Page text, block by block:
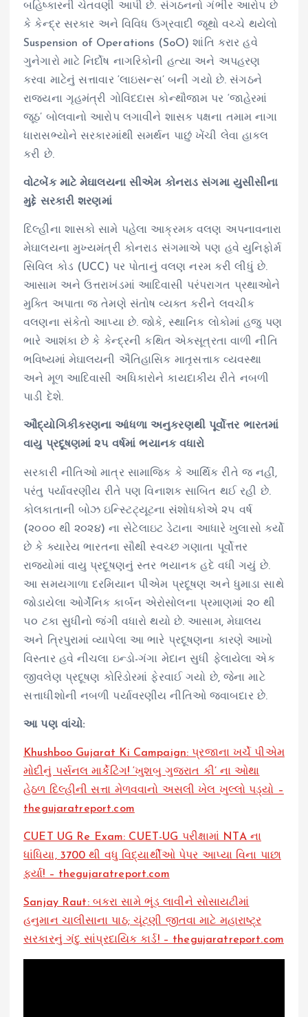
બહિષ્કારની ચેતવણી આપી છે. સંગઠનનો ગંભીર આરોપ છે
કે કેન્દ્ર સરકાર અને વિવિધ ઉગ્રવાદી જૂથો વચ્ચે થયેલો
Suspension of Operations (SoO) શાંતિ કરાર હવે
ગુનેગારો માટે નિર્દોષ નાગરિકોની હત્યા અને અપહરણ
કરવા માટેનું સત્તાવાર ‘લાઇસન્સ’ બની ગયો છે. સંગઠને
રાજ્યના ગૃહમંત્રી ગોવિંદદાસ કોન્થૌજામ પર ‘જાહેરમાં
જૂઠ’ બોલવાનો આરોપ લગાવીને શાસક પક્ષના તમામ નાગા
ધારાસભ્યોને સરકારમાંથી સમર્થન પાછું ખેંચી લેવા હાકલ
કરી છે.
વોટબેંક માટે મેઘાલયના સીએમ કોનરાડ સંગમા યુસીસીના
મુદ્દે સરકારી શરણમાં
દિલ્હીના શાસકો સામે પહેલા આક્રમક વલણ અપનાવનારા
મેઘાલયના મુખ્યમંત્રી કોનરાડ સંગમાએ પણ હવે યુનિફોર્મ
સિવિલ કોડ (UCC) પર પોતાનું વલણ નરમ કરી લીધું છે.
આસામ અને ઉત્તરાખંડમાં આદિવાસી પરંપરાગત પ્રથાઓને
મુક્તિ અપાતા જ તેમણે સંતોષ વ્યક્ત કરીને લવચીક
વલણના સંકેતો આપ્યા છે. જોકે, સ્થાનિક લોકોમાં હજુ પણ
ભારે આશંકા છે કે કેન્દ્રની કથિત એકસૂત્રતા વાળી નીતિ
ભવિષ્યમાં મેઘાલયની ઐતિહાસિક માતૃસત્તાક વ્યવસ્થા
અને મૂળ આદિવાસી અધિકારોને કાયદાકીય રીતે નબળી
પાડી દેશે.
ઔદ્યોગિકીકરણના આંધળા અનુકરણથી પૂર્વોત્તર ભારતમાં
વાયુ પ્રદૂષણમાં ૨૫ વર્ષમાં ભયાનક વધારો
સરકારી નીતિઓ માત્ર સામાજિક કે આર્થિક રીતે જ નહીં,
પરંતુ પર્યાવરણીય રીતે પણ વિનાશક સાબિત થઈ રહી છે.
કોલકાતાની બોઝ ઇન્સ્ટિટ્યૂટના સંશોધકોએ ૨૫ વર્ષ
(૨૦૦૦ થી ૨૦૨૪) ના સેટેલાઇટ ડેટાના આધારે ખુલાસો કર્યો
છે કે ક્યારેય ભારતના સૌથી સ્વચ્છ ગણાતા પૂર્વોત્તર
રાજ્યોમાં વાયુ પ્રદૂષણનું સ્તર ભયાનક હદે વધી ગયું છે.
આ સમયગાળા દરમિયાન પીએમ પ્રદૂષણ અને ધુમાડા સાથે
જોડાયેલા ઓર્ગેનિક કાર્બન એરોસોલના પ્રમાણમાં ૨૦ થી
૫૦ ટકા સુધીનો જંગી વધારો થયો છે. આસામ, મેઘાલય
અને ત્રિપુરામાં વ્યાપેલા આ ભારે પ્રદૂષણના કારણે આખો
વિસ્તાર હવે નીચલા ઇન્ડો-ગંગા મેદાન સુધી ફેલાયેલા એક
જીવલેણ પ્રદૂષણ કોરિડોરમાં ફેરવાઈ ગયો છે, જેના માટે
સત્તાધીશોની નબળી પર્યાવરણીય નીતિઓ જવાબદાર છે.
આ પણ વાંચો:
Khushboo Gujarat Ki Campaign: પ્રજાના ખર્ચે પીએમ
મોદીનું પર્સનલ માર્કેટિંગ! ‘ખુશબુ ગુજરાત કી’ ના ઓથા
હેઠળ દિલ્હીની સત્તા મેળવવાનો અસલી ખેલ ખુલ્લો પડ્યો –
thegujaratreport.com
CUET UG Re Exam: CUET-UG પરીક્ષામાં NTA ના
ધાંધિયા, 3700 થી વધુ વિદ્યાર્થીઓ પેપર આપ્યા વિના પાછા
ફર્યા! – thegujaratreport.com
Sanjay Raut: બકરા સામે ભૂંડ લાવીને સોસાયટીમાં
હનુમાન ચાલીસાના પાઠ; ચૂંટણી જીતવા માટે મહારાષ્ટ્ર
સરકારનું ગંદુ સાંપ્રદાયિક કાર્ડ! – thegujaratreport.com